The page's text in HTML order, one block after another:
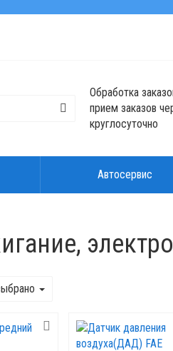
Обработка
прием заказов
круглосуточно
Автосервис